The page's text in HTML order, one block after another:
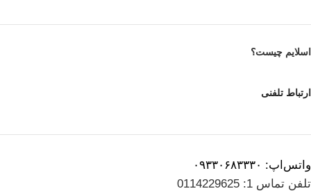
اسلایم چیست؟
ارتباط تلفنی
واتس‌اپ: ۰۹۳۳۰۶۸۳۳۳۰
تلفن تماس 1: 0114229625